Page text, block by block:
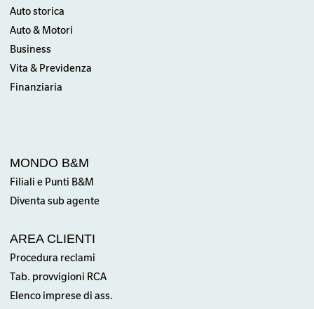
Auto storica
Auto & Motori
Business
Vita & Previdenza
Finanziaria
MONDO B&M
Filiali e Punti B&M
Diventa sub agente
AREA CLIENTI
Procedura reclami
Tab. provvigioni RCA
Elenco imprese di ass.